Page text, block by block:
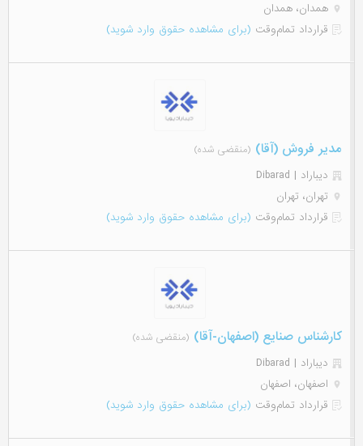
همدان، همدان
قرارداد تمام‌وقت (برای مشاهده حقوق وارد شوید)
مدیر فروش (آقا) (منقضی شده)
دیباراد | Dibarad
تهران، تهران
قرارداد تمام‌وقت (برای مشاهده حقوق وارد شوید)
کارشناس صنایع (اصفهان-آقا) (منقضی شده)
دیباراد | Dibarad
اصفهان، اصفهان
قرارداد تمام‌وقت (برای مشاهده حقوق وارد شوید)